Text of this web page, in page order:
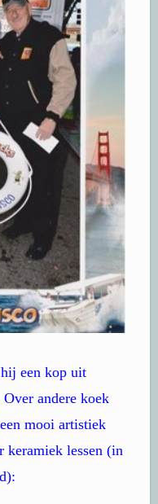
een kop uit
andere koek
mooi artistiek
keramiek lessen (in